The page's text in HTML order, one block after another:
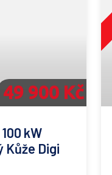
49 900 Kč
kW
Kůže Digi